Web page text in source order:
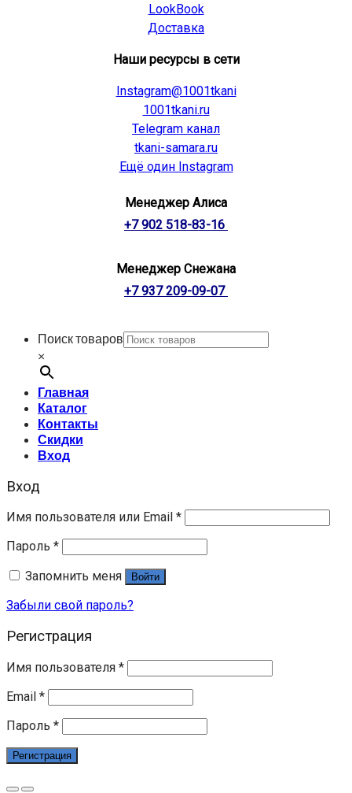
LookBook
Доставка
Наши ресурсы в сети
Instagram@1001tkani
1001tkani.ru
Telegram канал
tkani-samara.ru
Ещё один Instagram
Менеджер Алиса
+7 902 518-83-16
Менеджер Снежана
+7 937 209-09-07
Поиск товаров
×
Главная
Каталог
Контакты
Скидки
Вход
Вход
Имя пользователя или Email *
Пароль *
Запомнить меня
Войти
Забыли свой пароль?
Регистрация
Имя пользователя *
Email *
Пароль *
Регистрация